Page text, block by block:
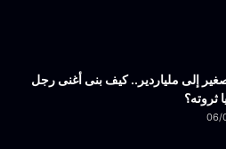
إلى ملياردير.. كيف بنى أغنى رجل
ثروته؟
06/